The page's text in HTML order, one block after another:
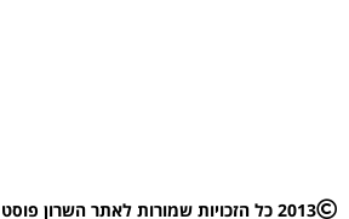
2013 כל הזכויות שמורות לאתר השרון פוסט